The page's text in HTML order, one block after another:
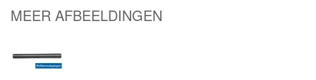
MEER AFBEELDINGEN